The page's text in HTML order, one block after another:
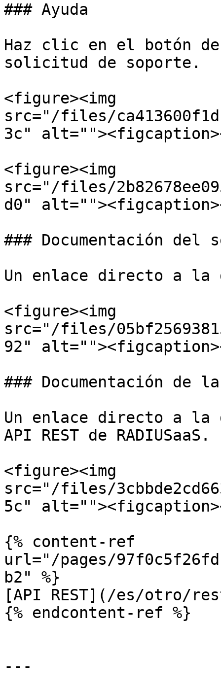
### Ayuda
Haz clic en el botón
solicitud de soporte.
<figure><img
src="/files/
3c"
<figure><img
src="/files/
d0"
### Documentación del
Un enlace directo a la
<figure><img
src="/files/
92"
### Documentación de
Un enlace directo a la
API REST de RADIUSaaS.
<figure><img
src="/files/
5c"
{% content-ref
url="/pages/
b2" %}
[API REST](/es/otro/
{% endcontent-ref %}
---